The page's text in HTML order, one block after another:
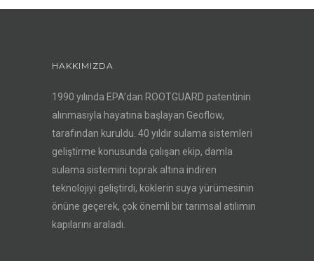
HAKKIMIZDA
1990 yılında EPA’dan ROOTGUARD patentinin
alınmasıyla hayatına başlayan Geoflow,
tarafından kuruldu. 40 yıldır sulama sistemleri
geliştirme konusunda çalışan ekip, damla
sulama sistemini toprak altına indiren
teknolojiyi geliştirdi, köklerin suya yürümesinin
önüne geçerek, çok önemli bir tarımsal atılımın
kapılarını araladı.